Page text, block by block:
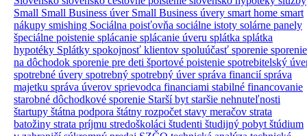
Small Small Business úver Small Business úvery smart home smart
nákupy smishing Sociálna poisťovňa sociálne istoty solárne panely
špeciálne poistenie splácanie splácanie úveru splátka splátka
hypotéky Splátky spokojnosť klientov spoluúčasť sporenie sporenie
na dôchodok sporenie pre deti športové poistenie spotrebitelský
spotrebné úvery spotrebný spotrebný úverspráva financiíspráva
majetku správa úverov sprievodca financiami stabilné financovanie
starobné dôchodkové sporenie Starší byt staršie nehnuteľnosti
štartupy štátna podpora štátny rozpočet stavy meračov strata
batožiny strata príjmu stredoškoláci študenti študijný pobyt štúdium